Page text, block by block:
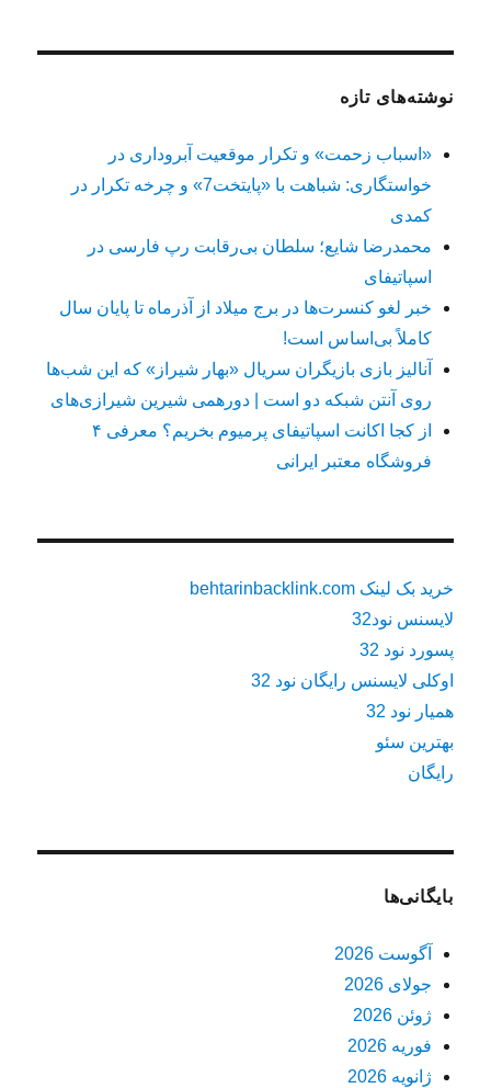
نوشته‌های تازه
«اسباب زحمت» و تکرار موقعیت آبروداری در
خواستگاری: شباهت با «پایتخت7» و چرخه تکرار در
کمدی
محمدرضا شایع؛ سلطان بی‌رقابت رپ فارسی در
اسپاتیفای
خبر لغو کنسرت‌ها در برج میلاد از آذرماه تا پایان سال
کاملاً بی‌اساس است!
آنالیز بازی بازیگران سریال «بهار شیراز» که این شب‌ها
روی آنتن شبکه دو است | دورهمی شیرین شیرازی‌های
از کجا اکانت اسپاتیفای پرمیوم بخریم؟ معرفی ۴
فروشگاه معتبر ایرانی
خرید بک لینک behtarinbacklink.com
لایسنس نود32
پسورد نود 32
اوکلی لایسنس رایگان نود 32
همیار نود 32
بهترین سئو
رایگان
بایگانی‌ها
آگوست 2026
جولای 2026
ژوئن 2026
فوریه 2026
ژانویه 2026